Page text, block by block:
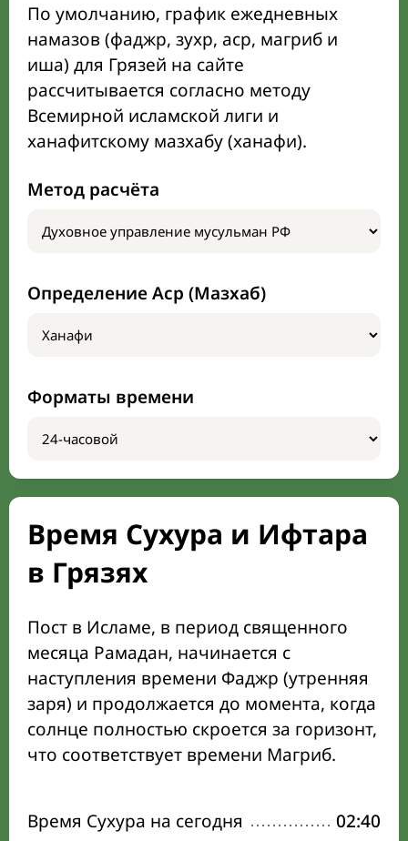
По умолчанию, график ежедневных
намазов (фаджр, зухр, аср, магриб и
иша) для Грязей на сайте
рассчитывается согласно методу
Всемирной исламской лиги и
ханафитскому мазхабу (ханафи).
Метод расчёта
Определение Аср (Мазхаб)
Форматы времени
Время Сухура и Ифтара
в Грязях
Пост в Исламе, в период священного
месяца Рамадан, начинается с
наступления времени Фаджр (утренняя
заря) и продолжается до момента, когда
солнце полностью скроется за горизонт,
что соответствует времени Магриб.
Время Сухура на сегодня 02:40